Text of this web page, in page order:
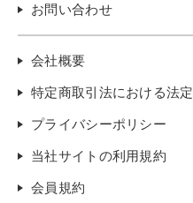
お問い合わせ
会社概要
特定商取引法における法
プライバシーポリシー
当社サイトの利用規約
会員規約